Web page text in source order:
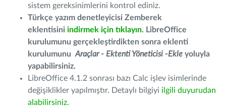
sistem gereksinimlerini kontrol ediniz.
Türkçe yazım denetleyicisi Zemberek
eklentisini indirmek için tıklayın. LibreOffice
kurulumunu gerçekleştirdikten sonra eklenti
kurulumunu Araçlar - Ektenti Yöneticisi -Ekle yoluyla
yapabilirsiniz.
LibreOffice 4.1.2 sonrası bazı Calc işlev isimlerinde
değişiklikler yapılmıştır. Detaylı bilgiyi ilgili duyurudan
alabilirsiniz.